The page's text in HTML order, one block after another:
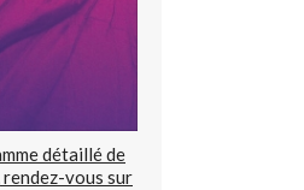
détaillé de
vous sur